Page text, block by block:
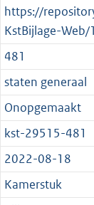
https://
KstBijlage-
481
staten generaal
Onopgemaakt
kst-29515-481
2022-08-18
Kamerstuk